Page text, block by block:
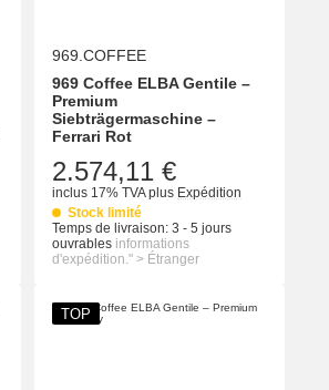
969.COFFEE
969 Coffee ELBA Gentile –
Premium
Siebträgermaschine –
Ferrari Rot
2.574,11 €
inclus 17% TVAplus Expédition
Stock limité
Temps de livraison: 3 - 5 jours
ouvrables informations
d'expédition." > Étranger
TOP